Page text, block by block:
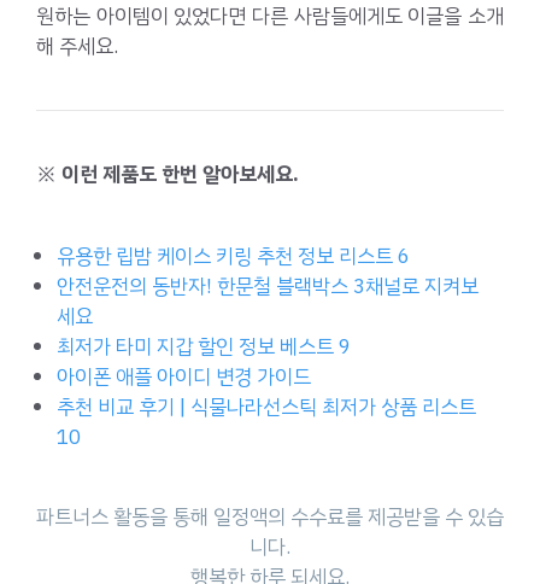
원하는 아이템이 있었다면 다른 사람들에게도 이글을 소개
해 주세요.
※ 이런 제품도 한번 알아보세요.
유용한 립밤 케이스 키링 추천 정보 리스트 6
안전운전의 동반자! 한문철 블랙박스 3채널로 지켜보
세요
최저가 타미 지갑 할인 정보 베스트 9
아이폰 애플 아이디 변경 가이드
추천 비교 후기 | 식물나라선스틱 최저가 상품 리스트
10
파트너스 활동을 통해 일정액의 수수료를 제공받을 수 있습
니다.
행복한 하루 되세요.